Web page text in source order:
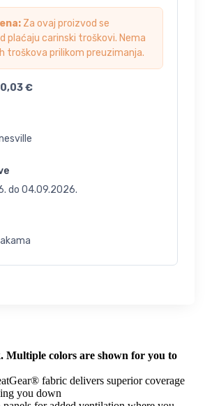
Za ovaj proizvod se
plaćaju carinski troškovi. Nema
troškova prilikom preuzimanja.
€
do 04.09.2026.